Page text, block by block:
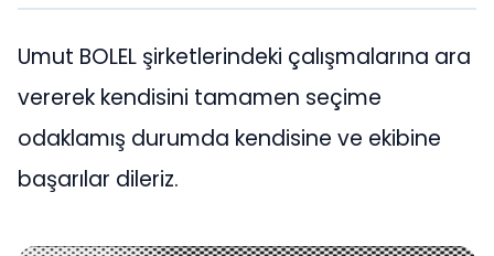
Umut BOLEL şirketlerindeki çalışmalarına ara
vererek kendisini tamamen seçime
odaklamış durumda kendisine ve ekibine
başarılar dileriz.